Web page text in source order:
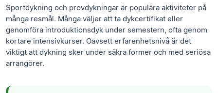
Sjukv.pers
Sportdykning och provdykningar är populära aktiviteter på
många resmål. Många väljer att ta dykcertifikat eller
genomföra introduktionsdyk under semestern, ofta genom
kortare intensivkurser. Oavsett erfarenhetsnivå är det
viktigt att dykning sker under säkra former och med seriösa
arrangörer.